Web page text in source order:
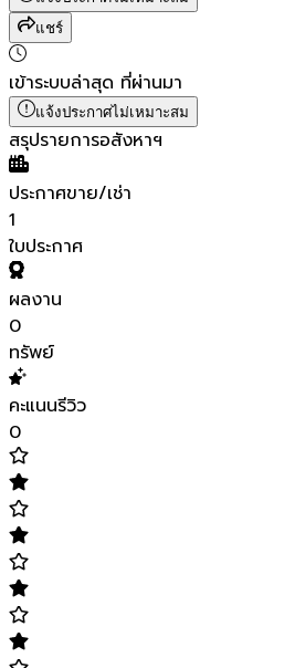
แชร์
เข้าระบบล่าสุด ที่ผ่านมา
แจ้งประกาศไม่เหมาะสม
สรุปรายการอสังหาฯ
ประกาศขาย/เช่า
1
ใบประกาศ
ผลงาน
0
ทรัพย์
คะแนนรีวิว
0